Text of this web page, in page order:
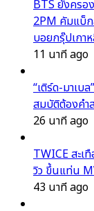
BTS ยังครอ
2PM คัมแบ็
บอยกรุ๊ปเกา
11 นาที ago
“เติร์ด-มาเบ
สมบัติต้องคำ
26 นาที ago
TWICE สะเ
วิว ขึ้นแท่น
43 นาที ago